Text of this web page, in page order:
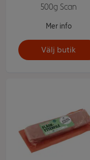
500g Scan
Mer info
Välj butik